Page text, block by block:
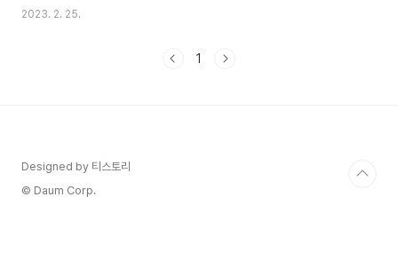
지 유전적 요인인지를 놓고 갑론을박이 벌어지고 있다. 금년도 2월 24일 서울
특별시 은 청년들이 경구용 치료제 구매를 위해 본인이 부담한 금액 일부를 서
2023. 2. 25.
1
Designed by 티스토리
© Daum Corp.